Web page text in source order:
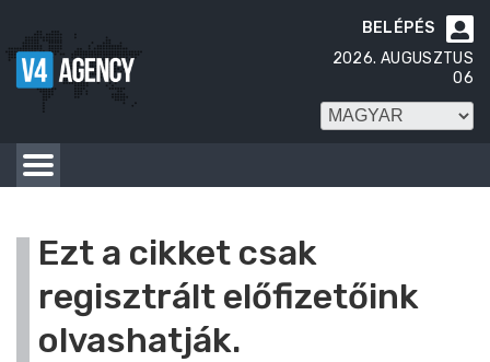

BELÉPÉS
2026. AUGUSZTUS
06
Ezt a cikket csak
regisztrált előfizetőink
olvashatják.